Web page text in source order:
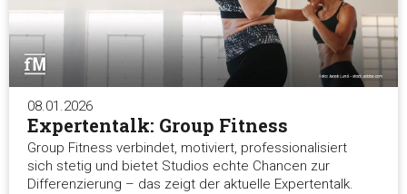
08.01.2026
Expertentalk: Group Fitness
Group Fitness verbindet, motiviert, professionalisiert
sich stetig und bietet Studios echte Chancen zur
Differenzierung – das zeigt der aktuelle Expertentalk.